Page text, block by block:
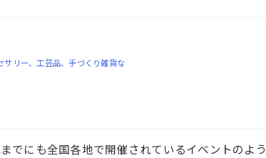
サリー、工芸品、手づくり雑貨な
でにも全国各地で開催されているイベントのよう